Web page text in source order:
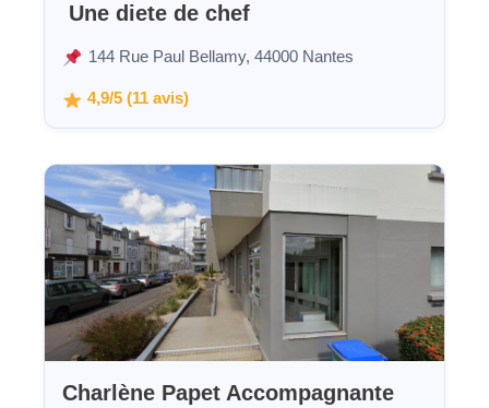
‍ Une diete de chef
144 Rue Paul Bellamy, 44000 Nantes
4,9/5 (11 avis)
Charlène Papet Accompagnante